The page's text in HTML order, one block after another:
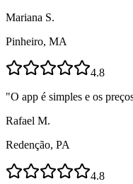
Mariana S.
Pinheiro, MA
4.8
"O app é simples e os
Rafael M.
Redenção, PA
4.8